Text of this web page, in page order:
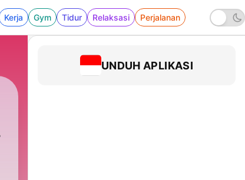
Kerja Gym Tidur Relaksasi Perjalanan
UNDUH APLIKASI